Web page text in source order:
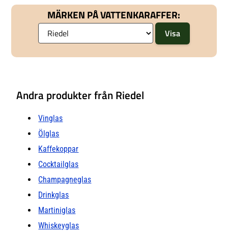
Kaffe & Te hos Royal Design.
MÄRKEN PÅ VATTENKARAFFER:
Andra produkter från Riedel
Vinglas
Ölglas
Kaffekoppar
Cocktailglas
Champagneglas
Drinkglas
Martiniglas
Whiskeyglas